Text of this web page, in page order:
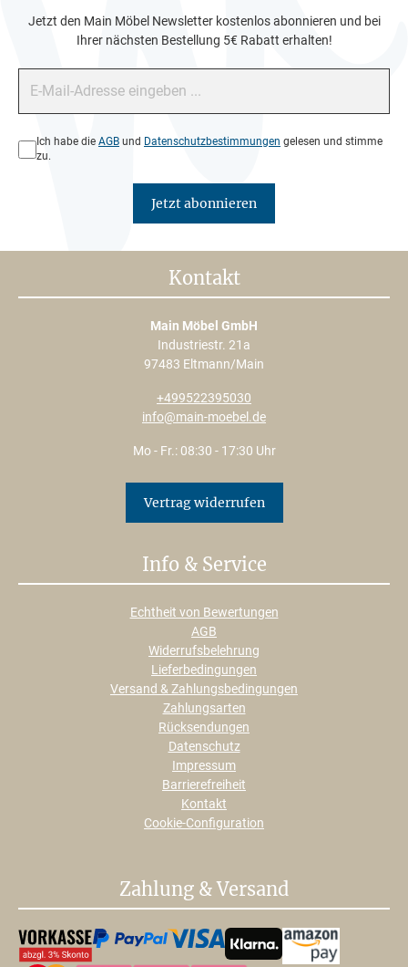
Jetzt den Main Möbel Newsletter kostenlos abonnieren und bei
Ihrer nächsten Bestellung 5€ Rabatt erhalten!
Datenschutz*
Ich habe die AGB und Datenschutzbestimmungen gelesen und stimme
zu.
Jetzt abonnieren
Kontakt
Main Möbel GmbH
Industriestr. 21a
97483 Eltmann/Main
+499522395030
info@main-moebel.de
Mo - Fr.: 08:30 - 17:30 Uhr
Vertrag widerrufen
Info & Service
Echtheit von Bewertungen
AGB
Widerrufsbelehrung
Lieferbedingungen
Versand & Zahlungsbedingungen
Zahlungsarten
Rücksendungen
Datenschutz
Impressum
Barrierefreiheit
Kontakt
Cookie-Configuration
Zahlung & Versand